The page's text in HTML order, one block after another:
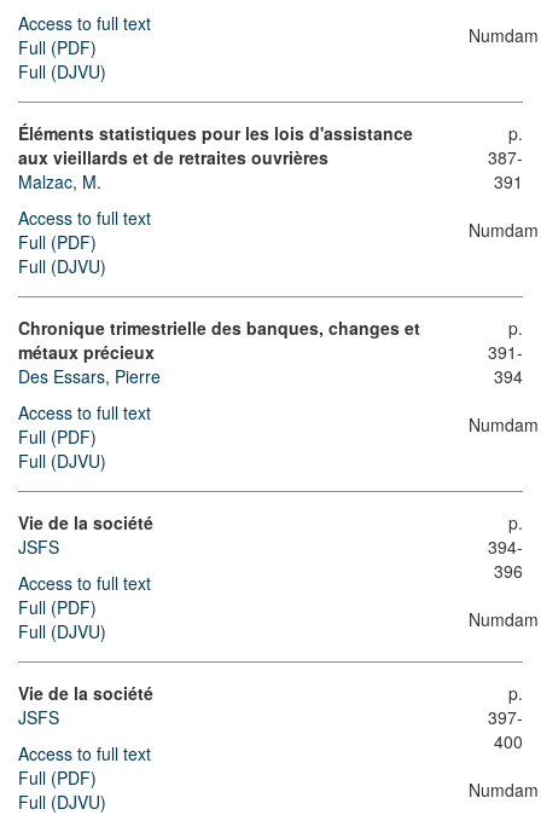
Access to full text
Full (PDF)
Full (DJVU)
Numdam
Éléments statistiques pour les lois d'assistance
aux vieillards et de retraites ouvrières
Malzac, M.
Access to full text
Full (PDF)
Full (DJVU)
p.
387-
391
Numdam
Chronique trimestrielle des banques, changes et
métaux précieux
Des Essars, Pierre
Access to full text
Full (PDF)
Full (DJVU)
p.
391-
394
Numdam
Vie de la société
JSFS
Access to full text
Full (PDF)
Full (DJVU)
p.
394-
396
Numdam
Vie de la société
JSFS
Access to full text
Full (PDF)
Full (DJVU)
p.
397-
400
Numdam